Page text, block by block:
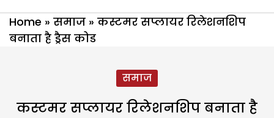
Home » समाज » कस्टमर सप्लायर रिलेशनशिप
बनाता है ड्रैस कोड
समाज
कस्टमर सप्लायर रिलेशनशिप बनाता है